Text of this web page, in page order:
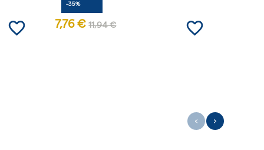
favorite_border
-35%
7,76 € 11,94 € favorite_border
‹ ›